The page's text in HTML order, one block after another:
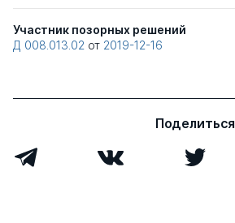
Участник позорных решений
Д 008.013.02 от 2019-12-16
Поделиться